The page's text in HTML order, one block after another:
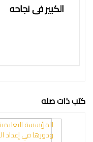
الكبير فى نجاحه
كتب ذات صله